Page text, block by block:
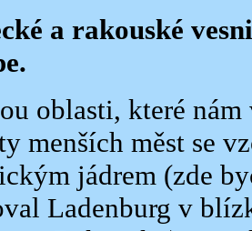
a rakouské
oblasti, které
menších měst se
jádrem (zde
Ladenburg v